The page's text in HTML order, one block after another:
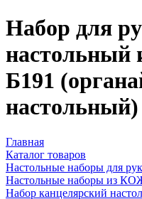
Набор для
настольный
Б191
Главная
Каталог товаров
Настольные наборы для
Настольные наборы из
Набор канцелярский